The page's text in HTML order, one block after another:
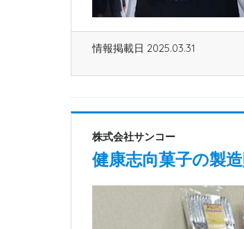
情報掲載日 2025.03.31
株式会社サンコー
健康志向菓子の製